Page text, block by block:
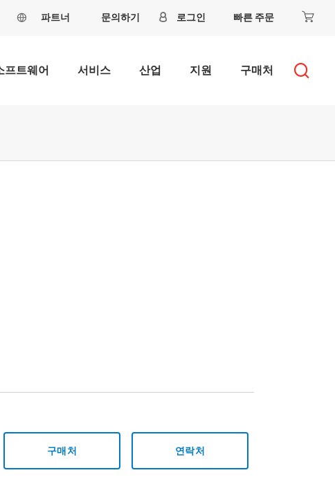
파트너 문의하기 로그인 빠른 주문
프트웨어 서비스 산업 지원 구매처
구매처 연락처